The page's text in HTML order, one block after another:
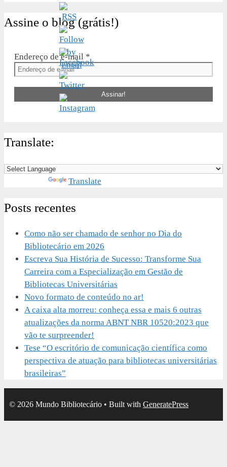
Assine o blog (grátis!)
Endereço de e-mail *
Translate:
Translate
Posts recentes
Como não ser chamado de senhor no Dia do
Bibliotecário em 2026
Escreva Sua História de Sucesso: Transforme Sua
Carreira com a Especialização em Gestão de
Bibliotecas Universitárias
Novo formato de conteúdo no ar!
A caixa alta morreu: conheça essa e mais 6 outras
atualizações da norma ABNT NBR 10520:2023 que
vão te surpreender!
Tese “O escritório de comunicação científica como
perspectiva de atuação para bibliotecas universitárias
brasileiras”
© 2026 Mundo Bibliotecário • Built with GeneratePress